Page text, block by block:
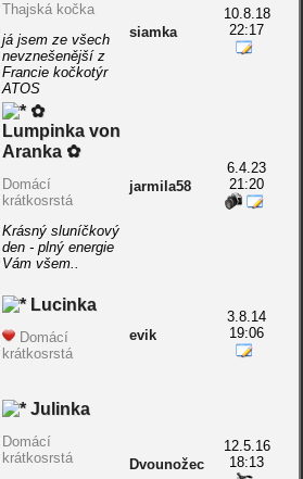
Thajská kočka
já jsem ze všech
nevznešenější z
Francie kočkotýr
ATOS
siamka
10.8.18
22:17
✿
Lumpinka von
Aranka ✿
Domácí
krátkosrstá
Krásný sluníčkový
den - plný energie
Vám všem..
jarmila58
6.4.23
21:20
Lucinka
Domácí
krátkosrstá
evik
3.8.14
19:06
Julinka
Domácí
krátkosrstá
Dvounožec
12.5.16
18:13